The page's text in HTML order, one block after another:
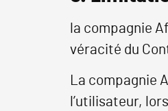
la compagnie
véracité du
La compagnie
l’utilisateur,